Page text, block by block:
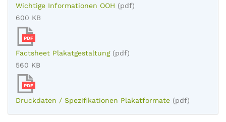
Wichtige Informationen OOH (pdf)
600 KB
PDF
Factsheet Plakatgestaltung (pdf)
560 KB
PDF
Druckdaten / Spezifikationen Plakatformate (pdf)